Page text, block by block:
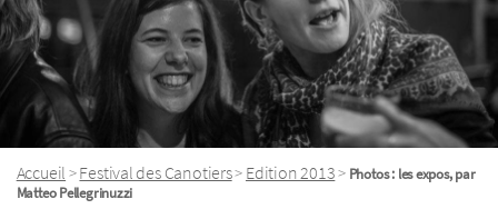
Accueil >Festival des Canotiers> Edition 2013> Photos : les expos, par
Matteo Pellegrinuzzi